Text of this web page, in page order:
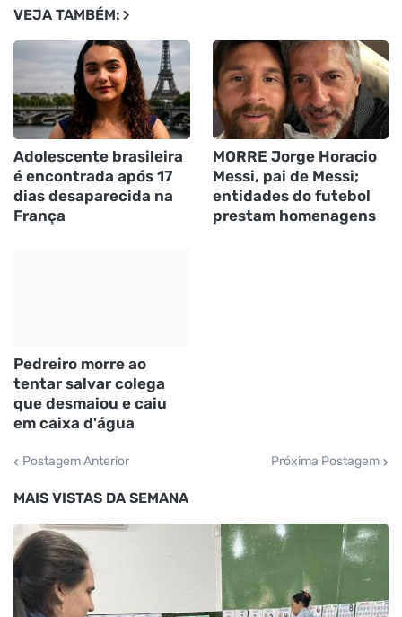
VEJA TAMBÉM:
Adolescente brasileira
é encontrada após 17
dias desaparecida na
França
MORRE Jorge Horacio
Messi, pai de Messi;
entidades do futebol
prestam homenagens
Pedreiro morre ao
tentar salvar colega
que desmaiou e caiu
em caixa d'água
Postagem Anterior Próxima Postagem
MAIS VISTAS DA SEMANA